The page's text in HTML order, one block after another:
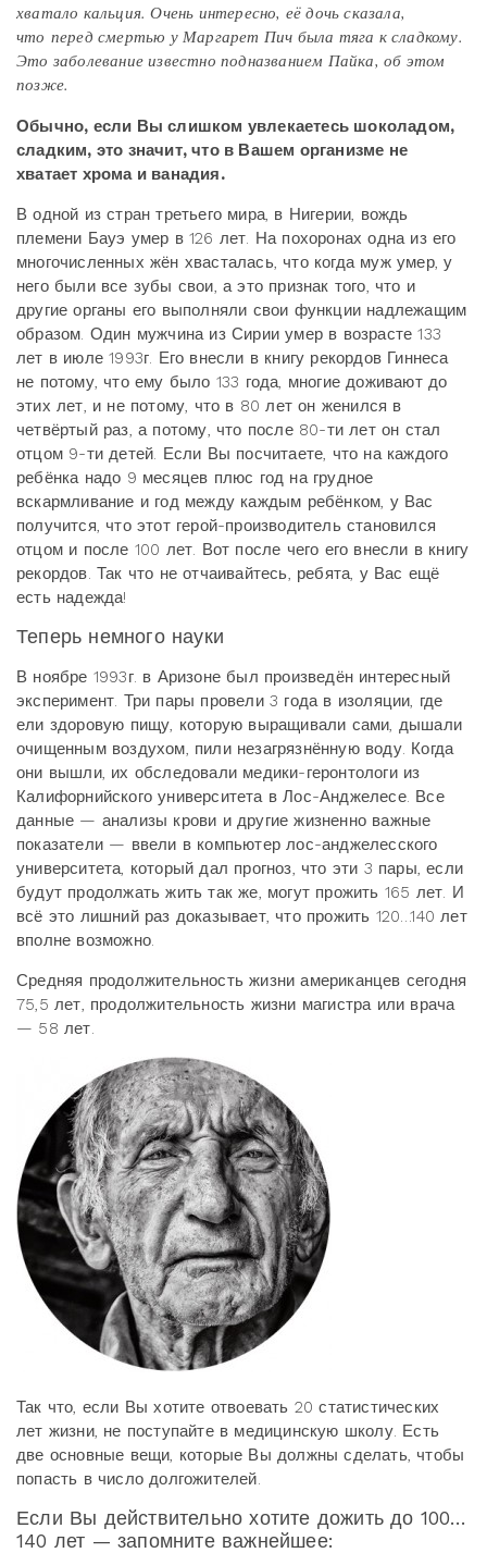
хватало кальция. Очень интересно, её дочь сказала,
что перед смертью у Маргарет Пич была тяга к сладкому.
Это заболевание известно подназванием Пайка, об этом
позже.
Обычно, если Вы слишком увлекаетесь шоколадом,
сладким, это значит, что в Вашем организме не
хватает хрома и ванадия.
В одной из стран третьего мира, в Нигерии, вождь
племени Бауэ умер в 126 лет. На похоронах одна из его
многочисленных жён хвасталась, что когда муж умер, у
него были все зубы свои, а это признак того, что и
другие органы его выполняли свои функции надлежащим
образом. Один мужчина из Сирии умер в возрасте 133
лет в июле 1993г. Его внесли в книгу рекордов Гиннеса
не потому, что ему было 133 года, многие доживают до
этих лет, и не потому, что в 80 лет он женился в
четвёртый раз, а потому, что после 80-ти лет он стал
отцом 9-ти детей. Если Вы посчитаете, что на каждого
ребёнка надо 9 месяцев плюс год на грудное
вскармливание и год между каждым ребёнком, у Вас
получится, что этот герой-производитель становился
отцом и после 100 лет. Вот после чего его внесли в книгу
рекордов. Так что не отчаивайтесь, ребята, у Вас ещё
есть надежда!
Теперь немного науки
В ноябре 1993г. в Аризоне был произведён интересный
эксперимент. Три пары провели 3 года в изоляции, где
ели здоровую пищу, которую выращивали сами, дышали
очищенным воздухом, пили незагрязнённую воду. Когда
они вышли, их обследовали медики-геронтологи из
Калифорнийского университета в Лос-Анджелесе. Все
данные — анализы крови и другие жизненно важные
показатели — ввели в компьютер лос-анджелесского
университета, который дал прогноз, что эти 3 пары, если
будут продолжать жить так же, могут прожить 165 лет. И
всё это лишний раз доказывает, что прожить 120…140 лет
вполне возможно.
Средняя продолжительность жизни американцев сегодня
75,5 лет, продолжительность жизни магистра или врача
— 58 лет.
Так что, если Вы хотите отвоевать 20 статистических
лет жизни, не поступайте в медицинскую школу. Есть
две основные вещи, которые Вы должны сделать, чтобы
попасть в число долгожителей.
Если Вы действительно хотите дожить до 100…
140 лет — запомните важнейшее: